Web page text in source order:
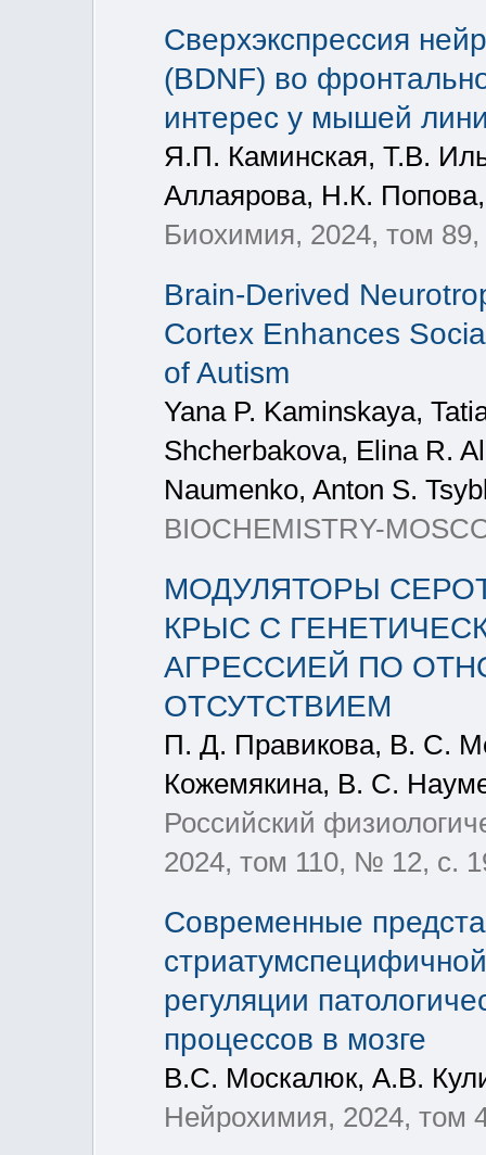
Сверхэкспрессия
(BDNF) во
интерес у мышей
Я.П. Каминская, Т.В.
Аллаярова, Н.К.
Биохимия, 2024, том
Brain-Derived
Cortex Enhances
of Autism
Yana P. Kaminskaya,
Shcherbakova, Elina R.
Naumenko, Anton S.
BIOCHEMISTRY-
МОДУЛЯТОРЫ
КРЫС С
АГРЕССИЕЙ ПО
ОТСУТСТВИЕМ
П. Д. Правикова, В. С.
Кожемякина, В. С.
Российский
2024, том 110, № 12, с.
Современные
регуляции
процессов в мозге
В.С. Москалюк, А.В.
Нейрохимия, 2024, том